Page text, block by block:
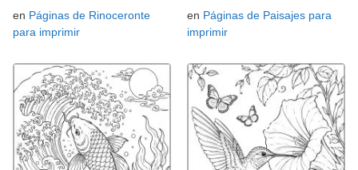
en Páginas de Rinoceronte
para imprimir
en Páginas de Paisajes para
imprimir